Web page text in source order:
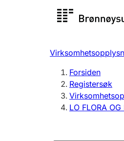
Registersøk
Registrere,
Forsiden
Registersøk
LO FLORA OG